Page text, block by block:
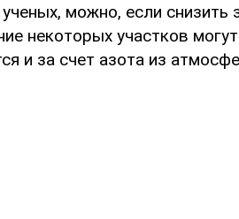
можно, если снизить
некоторых участков
и за счет азота из